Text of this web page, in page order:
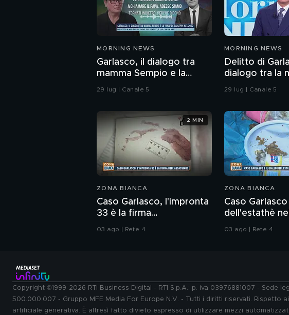
MORNING NEWS
Garlasco, il dialogo tra
mamma Sempio e la
"Iena" De Giuseppe nel
29 lug | Canale 5
MORNING NEWS
Delitto di
dialogo tra la
Sempio e la
29 lug | Canale 5
ZONA BIANCA
Caso Garlasco, l'impronta
33 è la firma
dell'assassino?
03 ago | Rete 4
2 MIN
ZONA BIANCA
Caso
dell'estathè
spazzatura
03 ago | Rete 4
Copyright ©1999-2026 RTI Business Digital - RTI S.p.A.: p. iva 03976881007 - Sede
500.000.007 - Gruppo MFE Media For Europe N.V. - Tutti i diritti riservati.
artificiale generativa. È altresì fatto divieto espresso di utilizzare mezzi